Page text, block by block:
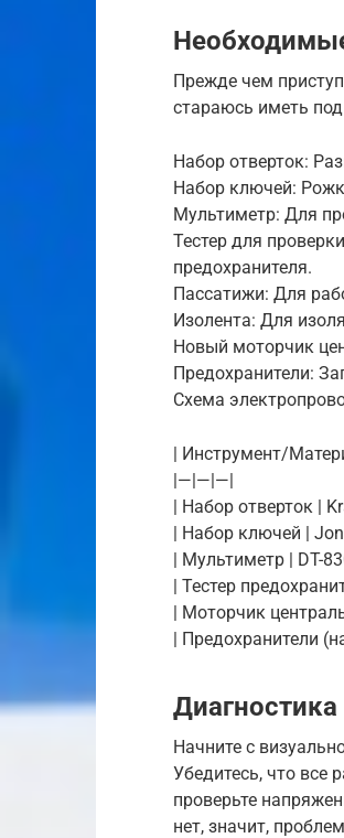
Прежде чем
стараюсь иметь
Набор отверток:
Набор ключей:
Мультиметр: Для
Тестер для
предохранителя.
Пассатижи: Для
Изолента: Для
Новый моторчик
Предохранители:
Схема
| Инструмент/
|—|—|—|
| Набор отверток |
| Набор ключей |
| Мультиметр | DT-
| Тестер
| Моторчик
| Предохранители
Начните с
Убедитесь, что
проверьте
нет, значит,